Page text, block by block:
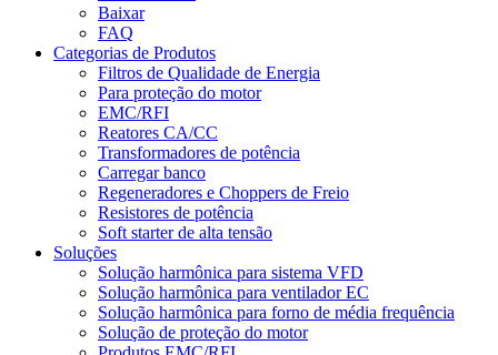
Baixar
FAQ
Categorias de Produtos
Filtros de Qualidade de Energia
Para proteção do motor
EMC/RFI
Reatores CA/CC
Transformadores de potência
Carregar banco
Regeneradores e Choppers de Freio
Resistores de potência
Soft starter de alta tensão
Soluções
Solução harmônica para sistema VFD
Solução harmônica para ventilador EC
Solução harmônica para forno de média frequência
Solução de proteção do motor